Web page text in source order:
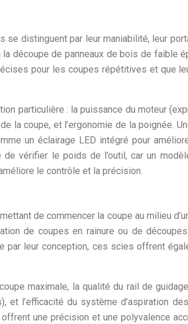
distinguent par leur maniabilité, leur
découpe de panneaux de bois de faible
pour les coupes répétitives et que
particulière : la puissance du moteur
la coupe, et l’ergonomie de la poignée.
un éclairage LED intégré pour
vérifier le poids de l’outil, car un
le contrôle et la précision.
de commencer la coupe au milieu
de coupes en rainure ou de
leur conception, ces scies offrent
maximale, la qualité du rail de
l’efficacité du système d’aspiration
une précision et une polyvalence